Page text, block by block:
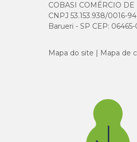
COBASI COMÉRCIO
CNPJ 53.153.938/0016-
Barueri - SP CEP:
Mapa do site Mapa de